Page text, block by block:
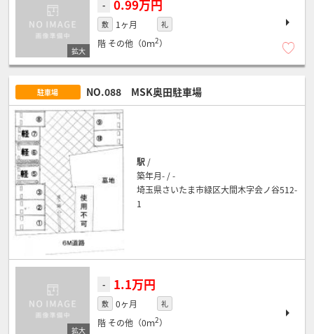
- 0.99万円
敷 1ヶ月 礼
階 その他（0ｍ2）
駐車場 NO.088 MSK奥田駐車場
駅 /
築年月- / -
埼玉県さいたま市緑区大間木字会ノ谷512-
1
- 1.1万円
敷 0ヶ月 礼
階 その他（0ｍ2）